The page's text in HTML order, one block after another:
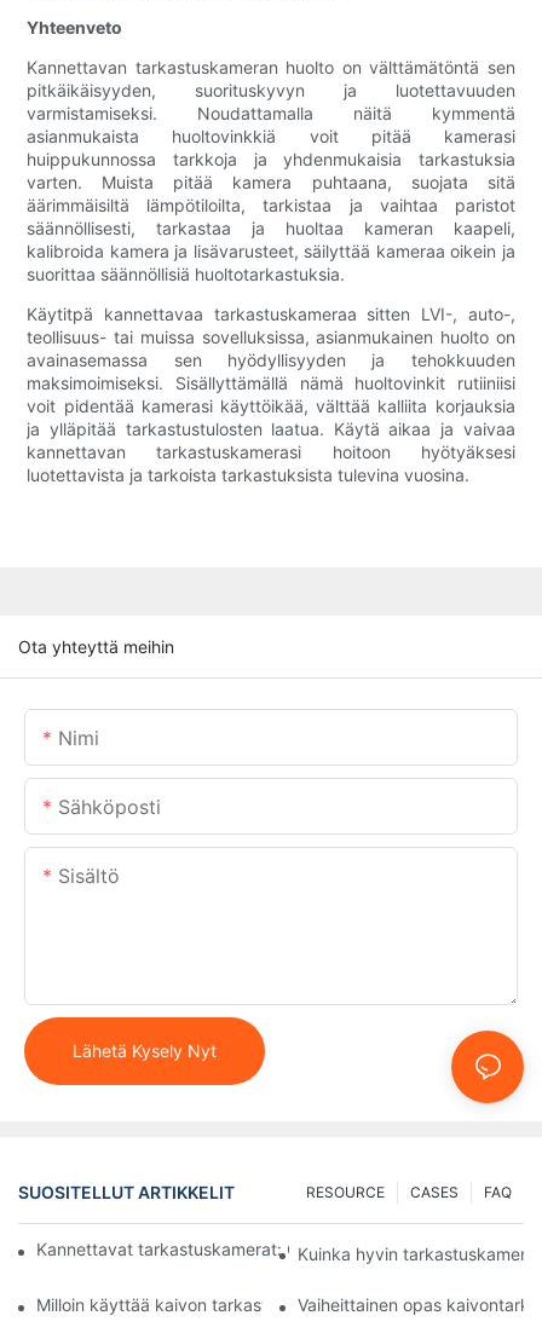
Yhteenveto
Kannettavan tarkastuskameran huolto on välttämätöntä sen
pitkäikäisyyden, suorituskyvyn ja luotettavuuden
varmistamiseksi. Noudattamalla näitä kymmentä
asianmukaista huoltovinkkiä voit pitää kamerasi
huippukunnossa tarkkoja ja yhdenmukaisia ​​tarkastuksia
varten. Muista pitää kamera puhtaana, suojata sitä
äärimmäisiltä lämpötiloilta, tarkistaa ja vaihtaa paristot
säännöllisesti, tarkastaa ja huoltaa kameran kaapeli,
kalibroida kamera ja lisävarusteet, säilyttää kameraa oikein ja
suorittaa säännöllisiä huoltotarkastuksia.
Käytitpä kannettavaa tarkastuskameraa sitten LVI-, auto-,
teollisuus- tai muissa sovelluksissa, asianmukainen huolto on
avainasemassa sen hyödyllisyyden ja tehokkuuden
maksimoimiseksi. Sisällyttämällä nämä huoltovinkit rutiiniisi
voit pidentää kamerasi käyttöikää, välttää kalliita korjauksia
ja ylläpitää tarkastustulosten laatua. Käytä aikaa ja vaivaa
kannettavan tarkastuskamerasi hoitoon hyötyäksesi
luotettavista ja tarkoista tarkastuksista tulevina vuosina.
Ota yhteyttä meihin
Nimi
Sähköposti
Sisältö
Lähetä Kysely Nyt
SUOSITELLUT ARTIKKELIT FAQ
CASES
RESOURCE
Kannettavat tarkastuskamerat: Olennaisia ​​työkaluja
Kuinka hyvin
Milloin käyttää kaivon tarkastuskameraa: Keskeiset indikaattorit
Vaiheittainen opas